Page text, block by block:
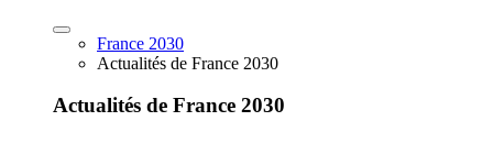
France 2030
Actualités de France 2030
Actualités de France 2030